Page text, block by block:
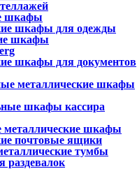
шкафы
шкафы для одежды
шкафы
шкафы для документов
металлические шкафы
шкафы кассира
металлические шкафы
почтовые ящики
тумбы
раздевалок